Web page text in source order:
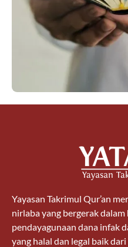
Yayasan Takrimul Qur’an
nirlaba yang bergerak
pendayagunaan dana infak
yang halal dan legal baik